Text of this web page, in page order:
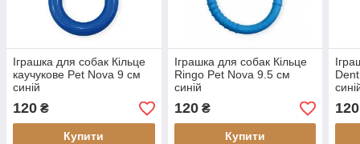
Іграшка для собак Кільце
каучукове Pet Nova 9 см
синій
120 ₴
Купити
Іграшка для собак Кільце
Ringo Pet Nova 9.5 см
синій
120₴
Купити
120